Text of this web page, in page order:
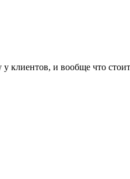
и вообще что стоит